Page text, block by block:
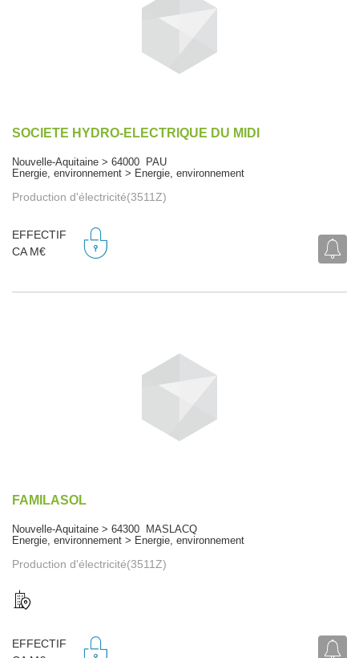
SOCIETE HYDRO-ELECTRIQUE DU MIDI
Nouvelle-Aquitaine > 64000 PAU
Energie, environnement > Energie, environnement
Production d'électricité(3511Z)
EFFECTIF
CA M€
FAMILASOL
Nouvelle-Aquitaine > 64300 MASLACQ
Energie, environnement > Energie, environnement
Production d'électricité(3511Z)
EFFECTIF